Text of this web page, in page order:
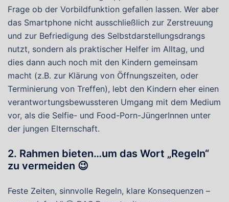
Frage ob der Vorbildfunktion gefallen lassen. Wer aber
das Smartphone nicht ausschließlich zur Zerstreuung
und zur Befriedigung des Selbstdarstellungsdrangs
nutzt, sondern als praktischer Helfer im Alltag, und
dies dann auch noch mit den Kindern gemeinsam
macht (z.B. zur Klärung von Öffnungszeiten, oder
Terminierung von Treffen), lebt den Kindern eher einen
verantwortungsbewussteren Umgang mit dem Medium
vor, als die Selfie- und Food-Porn-JüngerInnen unter
der jungen Elternschaft.
2. Rahmen bieten…um das Wort „Regeln“
zu vermeiden 😉
Feste Zeiten, sinnvolle Regeln, klare Konsequenzen –